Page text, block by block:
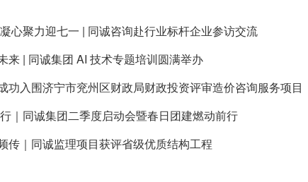
心聚力迎七一 | 同诚咨询赴行业标杆企业参访交流
来 | 同诚集团 AI 技术专题培训圆满举办
功入围济宁市兖州区财政局财政投资评审造价咨询服务项目
｜同诚集团二季度启动会暨春日团建燃动前行
传｜同诚监理项目获评省级优质结构工程